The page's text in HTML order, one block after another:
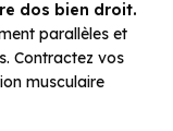
dos bien droit.
parallèles et
Contractez vos
musculaire